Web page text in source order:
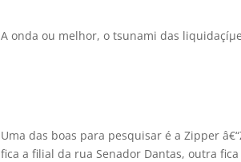
A onda ou melhor, o tsunami das
Uma das boas para pesquisar é a Zipper
fica a filial da rua Senador Dantas, outra